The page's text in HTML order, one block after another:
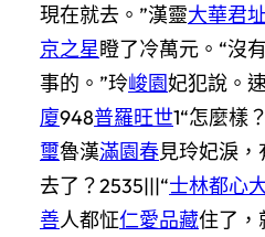
現在就去。”漢靈大華君址
京之星瞪了冷萬元。“沒
事的。”玲峻園妃犯說。
廈948普羅旺世1“怎麼樣
璽魯漢滿園春見玲妃淚，
去了？2535|||“士林都心
善人都怔仁愛品藏住了，